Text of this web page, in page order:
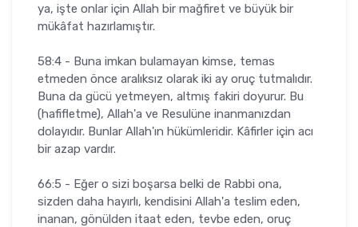
ya, işte onlar için Allah bir mağfiret ve büyük bir
mükâfat hazırlamıştır.
58:4 - Buna imkan bulamayan kimse, temas
etmeden önce aralıksız olarak iki ay oruç tutmalıdır.
Buna da gücü yetmeyen, altmış fakiri doyurur. Bu
(hafifletme), Allah'a ve Resulüne inanmanızdan
dolayıdır. Bunlar Allah'ın hükümleridir. Kâfirler için acı
bir azap vardır.
66:5 - Eğer o sizi boşarsa belki de Rabbi ona,
sizden daha hayırlı, kendisini Allah'a teslim eden,
inanan, gönülden itaat eden, tevbe eden, oruç